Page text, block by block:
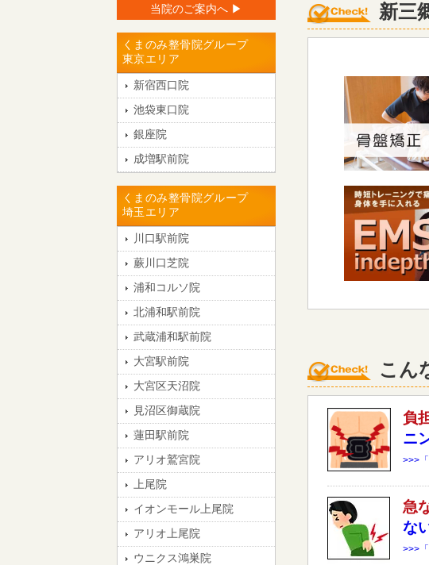
当院は、皆様の個
等に関する指針」
に対応いたします
当院の個人情報
６．法令の遵守と
当院は、個人情
個人情報保護の
新三
こん
負
ニ
>>>
急
な
>>>
当院のご案内へ ▶︎
くまのみ整骨院グループ
東京エリア
新宿西口院
池袋東口院
銀座院
成増駅前院
くまのみ整骨院グループ
埼玉エリア
川口駅前院
蕨川口芝院
浦和コルソ院
北浦和駅前院
武蔵浦和駅前院
大宮駅前院
大宮区天沼院
見沼区御蔵院
蓮田駅前院
アリオ鷲宮院
上尾院
イオンモール上尾院
アリオ上尾院
ウニクス鴻巣院